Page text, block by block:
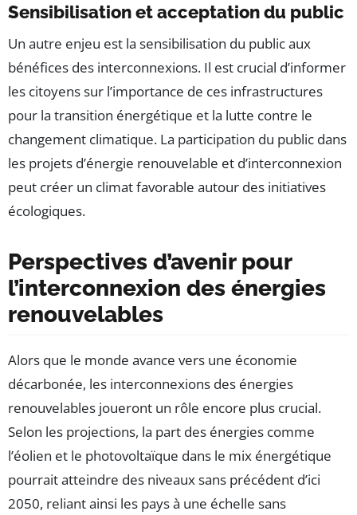
Sensibilisation et acceptation du public
Un autre enjeu est la sensibilisation du public aux
bénéfices des interconnexions. Il est crucial d’informer
les citoyens sur l’importance de ces infrastructures
pour la transition énergétique et la lutte contre le
changement climatique. La participation du public dans
les projets d’énergie renouvelable et d’interconnexion
peut créer un climat favorable autour des initiatives
écologiques.
Perspectives d’avenir pour
l’interconnexion des énergies
renouvelables
Alors que le monde avance vers une économie
décarbonée, les interconnexions des énergies
renouvelables joueront un rôle encore plus crucial.
Selon les projections, la part des énergies comme
l’éolien et le photovoltaïque dans le mix énergétique
pourrait atteindre des niveaux sans précédent d’ici
2050, reliant ainsi les pays à une échelle sans